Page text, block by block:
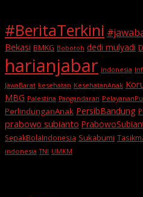
#BeritaTerkini
Bekasi BMKG Bobotoh dedi mulyadi
harianjabar indonesia
JawaBarat kesehatan KesehatanAnak
MBG Palestina Pangandaran
PerlindunganAnak PersibBandung
prabowo subianto
SepakBolaIndonesia Sukabumi
indonesia TNI UMKM